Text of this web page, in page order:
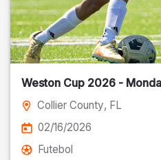
Weston Cup 2026 -
Collier County, FL
02/16/2026
Futebol